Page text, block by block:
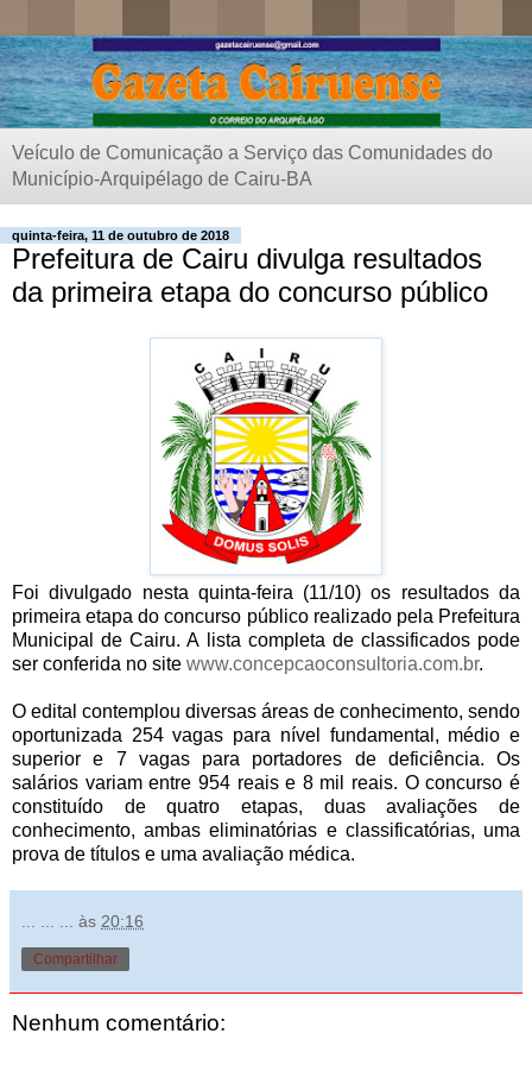
Veículo de Comunicação a Serviço das Comunidades do
Município-Arquipélago de Cairu-BA
quinta-feira, 11 de outubro de 2018
Prefeitura de Cairu divulga resultados
da primeira etapa do concurso público
Foi divulgado nesta quinta-feira (11/10) os resultados da
primeira etapa do concurso público realizado pela Prefeitura
Municipal de Cairu. A lista completa de classificados pode
ser conferida no site www.concepcaoconsultoria.com.br.
O edital contemplou diversas áreas de conhecimento, sendo
oportunizada 254 vagas para nível fundamental, médio e
superior e 7 vagas para portadores de deficiência. Os
salários variam entre 954 reais e 8 mil reais. O concurso é
constituído de quatro etapas, duas avaliações de
conhecimento, ambas eliminatórias e classificatórias, uma
prova de títulos e uma avaliação médica.
às 20:16
Compartilhar
Nenhum comentário: